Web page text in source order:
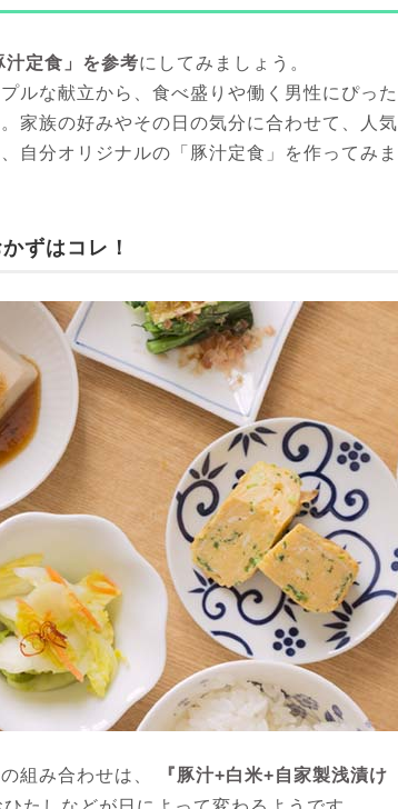
汁定食」を参考にしてみましょう。
ルな献立から、食べ盛りや働く男性にぴった
家族の好みやその日の気分に合わせて、人気
自分オリジナルの「豚汁定食」を作ってみま
ずはコレ！
組み合わせは、
『豚汁+白米+自家製浅漬け